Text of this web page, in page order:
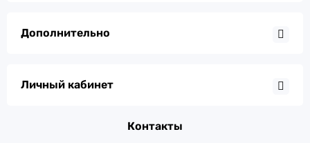
Дополнительно
Личный кабинет
Контакты